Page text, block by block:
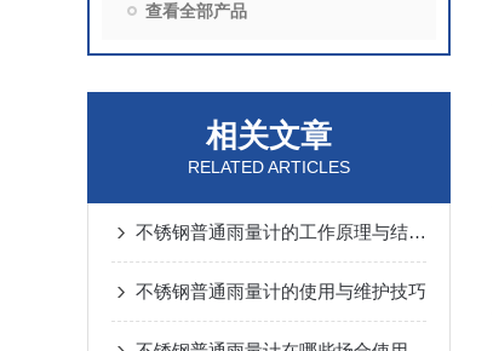
查看全部产品
相关文章
RELATED ARTICLES
不锈钢普通雨量计的工作原理与结构分析
不锈钢普通雨量计的使用与维护技巧